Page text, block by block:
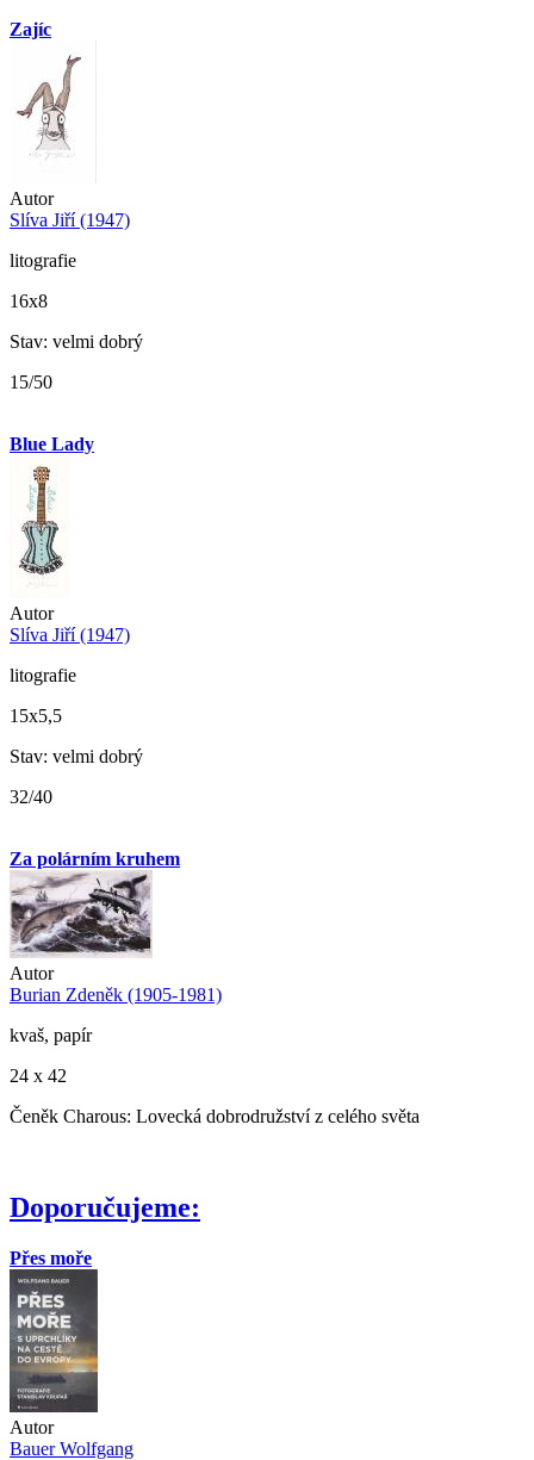
Zajíc
Autor
Slíva Jiří (1947)
litografie
16x8
Stav: velmi dobrý
15/50
Blue Lady
Autor
Slíva Jiří (1947)
litografie
15x5,5
Stav: velmi dobrý
32/40
Za polárním kruhem
Autor
Burian Zdeněk (1905-1981)
kvaš, papír
24 x 42
Čeněk Charous: Lovecká dobrodružství z celého světa
Doporučujeme:
Přes moře
Autor
Bauer Wolfgang